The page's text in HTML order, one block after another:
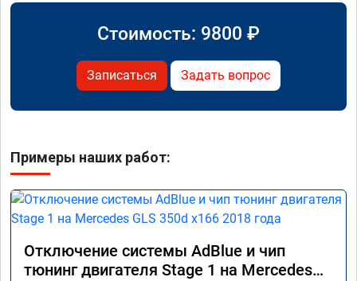
Стоимость: 9800 ₽
Записаться Задать вопрос
Примеры наших работ:
Отключение системы AdBlue и чип
тюнинг двигателя Stage 1 на Mercedes